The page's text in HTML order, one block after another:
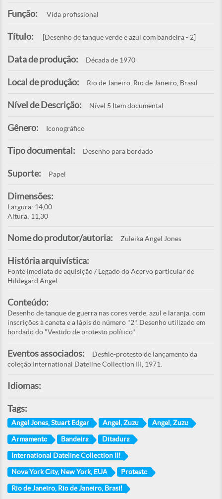
Função: Vida profissional
Título: [Desenho de tanque verde e azul com bandeira - 2]
Data de produção: Década de 1970
Local de produção: Rio de Janeiro, Rio de Janeiro, Brasil
Nível de Descrição: Nível 5 Item documental
Gênero: Iconográfico
Tipo documental: Desenho para bordado
Suporte: Papel
Dimensões:
Largura: 14,00
Altura: 11,30
Nome do produtor/autoria: Zuleika Angel Jones
História arquivística:
Fonte imediata de aquisição / Legado do Acervo particular de
Hildegard Angel.
Conteúdo:
Desenho de tanque de guerra nas cores verde, azul e laranja, com
inscrições à caneta e a lápis do número "2". Desenho utilizado em
bordado do "Vestido de protesto político".
Eventos associados:
Desfile-protesto de lançamento da
coleção International Dateline Collection III, 1971.
Idiomas:
Tags:
Angel Jones, Stuart Edgar Angel, Zuzu Angel, Zuzu
Armamento Bandeira Ditadura
International Dateline Collection III
Nova York City, New York, EUA Protesto
Rio de Janeiro, Rio de Janeiro, Brasil